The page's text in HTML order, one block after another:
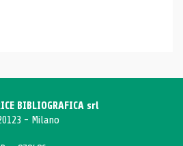
BIBLIOGRAFICA srl
- Milano